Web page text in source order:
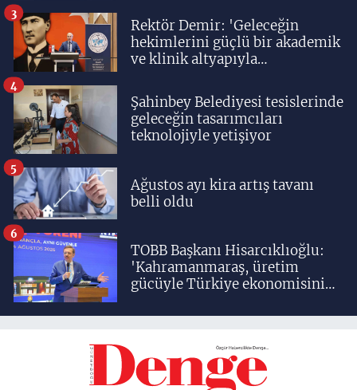
Rektör Demir: 'Geleceğin
hekimlerini güçlü bir akademik
ve klinik altyapıyla
3
Şahinbey Belediyesi tesislerinde
geleceğin tasarımcıları
teknolojiyle yetişiyor
4
Ağustos ayı kira artış tavanı
belli oldu
5
TOBB Başkanı Hisarcıklıoğlu:
'Kahramanmaraş, üretim
gücüyle Türkiye ekonomisinin
birisidir'
6